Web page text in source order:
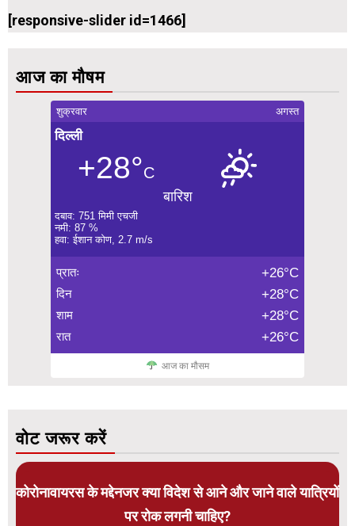
[responsive-slider id=1466]
आज का मौषम
शुक्रवार अगस्त
दिल्ली
+28°C
बारिश
दबाव: 751 मिमी एचजी
नमी: 87 %
हवा: ईशान कोण, 2.7 m/s
प्रातः +26°C
दिन +28°C
शाम +28°C
रात +26°C
आज का मौसम
वोट जरूर करें
कोरोनावायरस के मद्देनजर क्या विदेश से आने और जाने वाले यात्रियों
पर रोक लगनी चाहिए?